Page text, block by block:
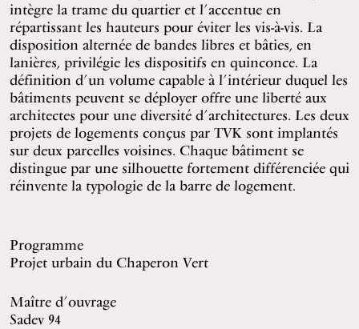
intègre la trame du quartier et l’accentue en
répartissant les hauteurs pour éviter les vis-à-vis. La
disposition alternée de bandes libres et bâties, en
lanières, privilégie les dispositifs en quinconce. La
définition d’un volume capable à l’intérieur duquel les
bâtiments peuvent se déployer offre une liberté aux
architectes pour une diversité d’architectures. Les deux
projets de logements conçus par TVK sont implantés
sur deux parcelles voisines. Chaque bâtiment se
distingue par une silhouette fortement différenciée qui
réinvente la typologie de la barre de logement.
Programme
Projet urbain du Chaperon Vert
Maître d’ouvrage
Sadev 94